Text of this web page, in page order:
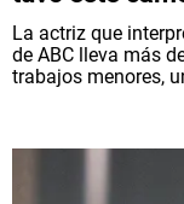
La actriz que
de ABC lleva más
trabajos menores,